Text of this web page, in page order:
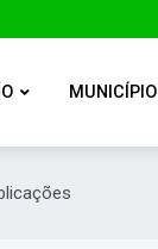
MUNICÍPIO